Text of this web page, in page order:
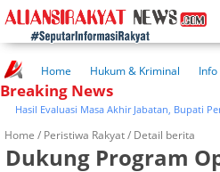
Home Hukum & Kriminal Info
Kuliner Rakyat
Wisata Rakyat
Pendidikan
Kesehatan
Breaking News
Evaluasi Masa Akhir Jabatan, Bupati
Home / Peristiwa Rakyat/ Detail berita
Dukung Program